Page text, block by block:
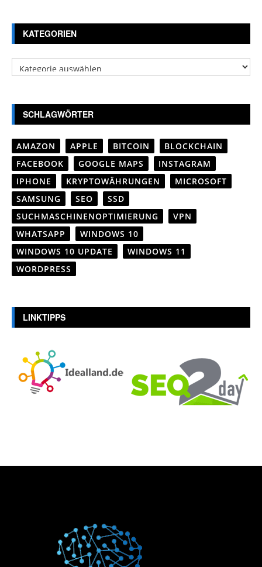
KATEGORIEN
Kategorien
SCHLAGWÖRTER
AMAZON APPLE BITCOIN
BLOCKCHAIN
FACEBOOK
GOOGLE MAPS
INSTAGRAM
IPHONE
KRYPTOWÄHRUNGEN
MICROSOFT
SAMSUNG
SEO
SSD
SUCHMASCHINENOPTIMIERUNG
VPN
WHATSAPP
WINDOWS 10
WINDOWS 10 UPDATE
WINDOWS 11
WORDPRESS
LINKTIPPS